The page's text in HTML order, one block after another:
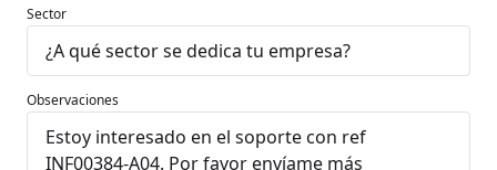
Sector
Observaciones